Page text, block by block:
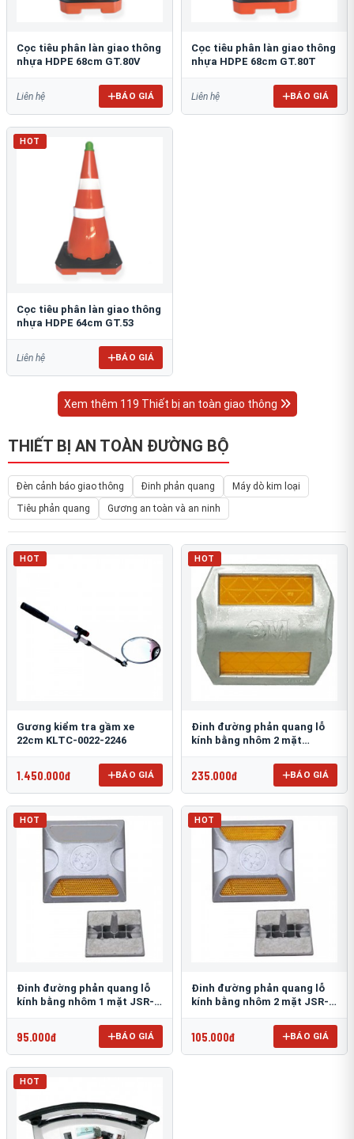
Cọc tiêu phân làn giao thông
nhựa HDPE 68cm GT.80V
Liên hệ BÁO GIÁ
Cọc tiêu phân làn giao thông
nhựa HDPE 68cm GT.80T
Liên hệ BÁO GIÁ
HOT
Cọc tiêu phân làn giao thông
nhựa HDPE 64cm GT.53
Liên hệ BÁO GIÁ
Xem thêm 119 Thiết bị an toàn giao thông
THIẾT BỊ AN TOÀN ĐƯỜNG BỘ
Đèn cảnh báo giao thông Đinh phản quang
Máy dò kim loại
Tiêu phản quang
Gương an toàn và an ninh
HOT
Gương kiểm tra gầm xe
22cm KLTC-0022-2246
1.450.000đ BÁO GIÁ
HOT
Đinh đường phản quang lỗ
kính bằng nhôm 2 mặt
235.000đ BÁO GIÁ
HOT
Đinh đường phản quang lỗ
kính bằng nhôm 1 mặt JSR-
95.000đ BÁO GIÁ
HOT
Đinh đường phản quang lỗ
kính bằng nhôm 2 mặt JSR-
105.000đ BÁO GIÁ
HOT